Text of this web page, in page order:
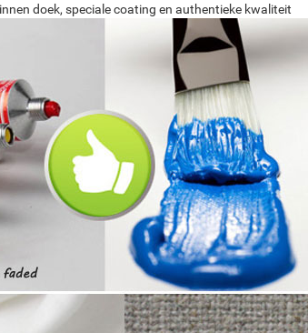
doek, speciale coating en authentieke kwaliteit